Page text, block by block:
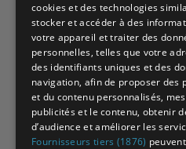
Qui sommes-nous ?
Partenaires
Contactez-nous
Echographes
cookies et des technologies
stocker et accéder à des
votre appareil et traiter des
personnelles, telles que votre
des identifiants uniques et des
navigation, afin de proposer des
et du contenu personnalisés,
publicités et le contenu, obtenir
d’audience et améliorer les
Fournisseurs tiers (1876) peuvent